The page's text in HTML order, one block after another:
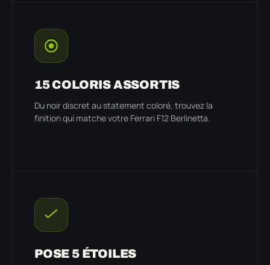
15 COLORIS ASSORTIS
Du noir discret au statement coloré, trouvez la
finition qui matche votre Ferrari F12 Berlinetta.
POSE 5 ÉTOILES